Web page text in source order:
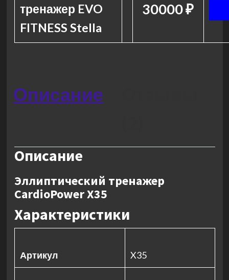
тренажер EVO
FITNESS Stella
30000 ₽
Описание
Описание
Эллиптический тренажер
CardioPower X35
Характеристики
Артикул X35